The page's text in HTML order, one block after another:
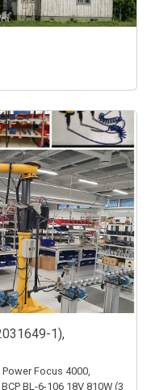
1),
Focus 4000,
BL-6-106 18V 810W (3